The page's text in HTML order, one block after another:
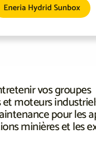
Eneria Hydrid Sunbox
vos groupes
moteurs
pour les
minières et les